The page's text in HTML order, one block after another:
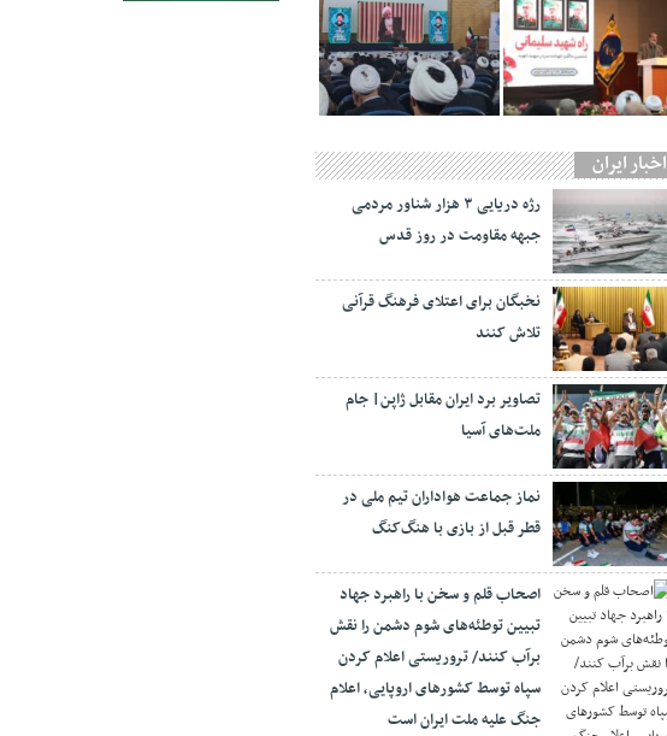
اخبار ایران
رژه دریایی ۳ هزار شناور مردمی
جبهه مقاومت در روز قدس
نخبگان برای اعتلای فرهنگ قرآنی
تلاش کنند
تصاویر برد ایران مقابل ژاپن| جام
ملت‌های آسیا
نماز جماعت هواداران تیم ملی در
قطر قبل از بازی با هنگ‌کنگ
اصحاب قلم و سخن با راهبرد جهاد
تبیین توطئه‌های شوم دشمن را نقش
برآب کنند/ تروریستی اعلام کردن
سپاه توسط کشورهای اروپایی، اعلام
جنگ علیه ملت ایران است